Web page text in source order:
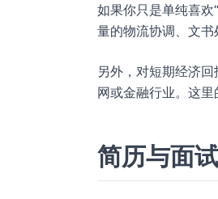
如果你只是单纯喜
量的物流协调、文书
另外，对短期经济
网或金融行业。这里
简历与面